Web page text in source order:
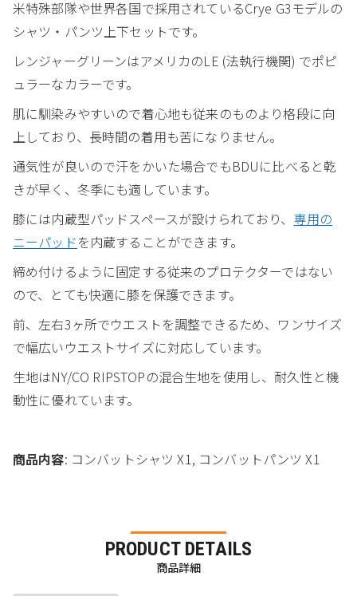
米特殊部隊や世界各国で採用されているCrye G3モデルの
シャツ・パンツ上下セットです。
レンジャーグリーンはアメリカのLE (法執行機関) でポピ
ュラーなカラーです。
肌に馴染みやすいので着心地も従来のものより格段に向
上しており、長時間の着用も苦になりません。
通気性が良いので汗をかいた場合でもBDUに比べると乾
きが早く、冬季にも適しています。
膝には内蔵型パッドスペースが設けられており、 専用の
ニーパッドを内蔵することができます。
締め付けるように固定する従来のプロテクターではない
ので、とても快適に膝を保護できます。
前、左右3ヶ所でウエストを調整できるため、ワンサイズ
で幅広いウエストサイズに対応しています。
生地はNY/CO RIPSTOPの混合生地を使用し、耐久性と機
動性に優れています。
商品内容: コンバットシャツ X1, コンバットパンツ X1
PRODUCT DETAILS
商品詳細